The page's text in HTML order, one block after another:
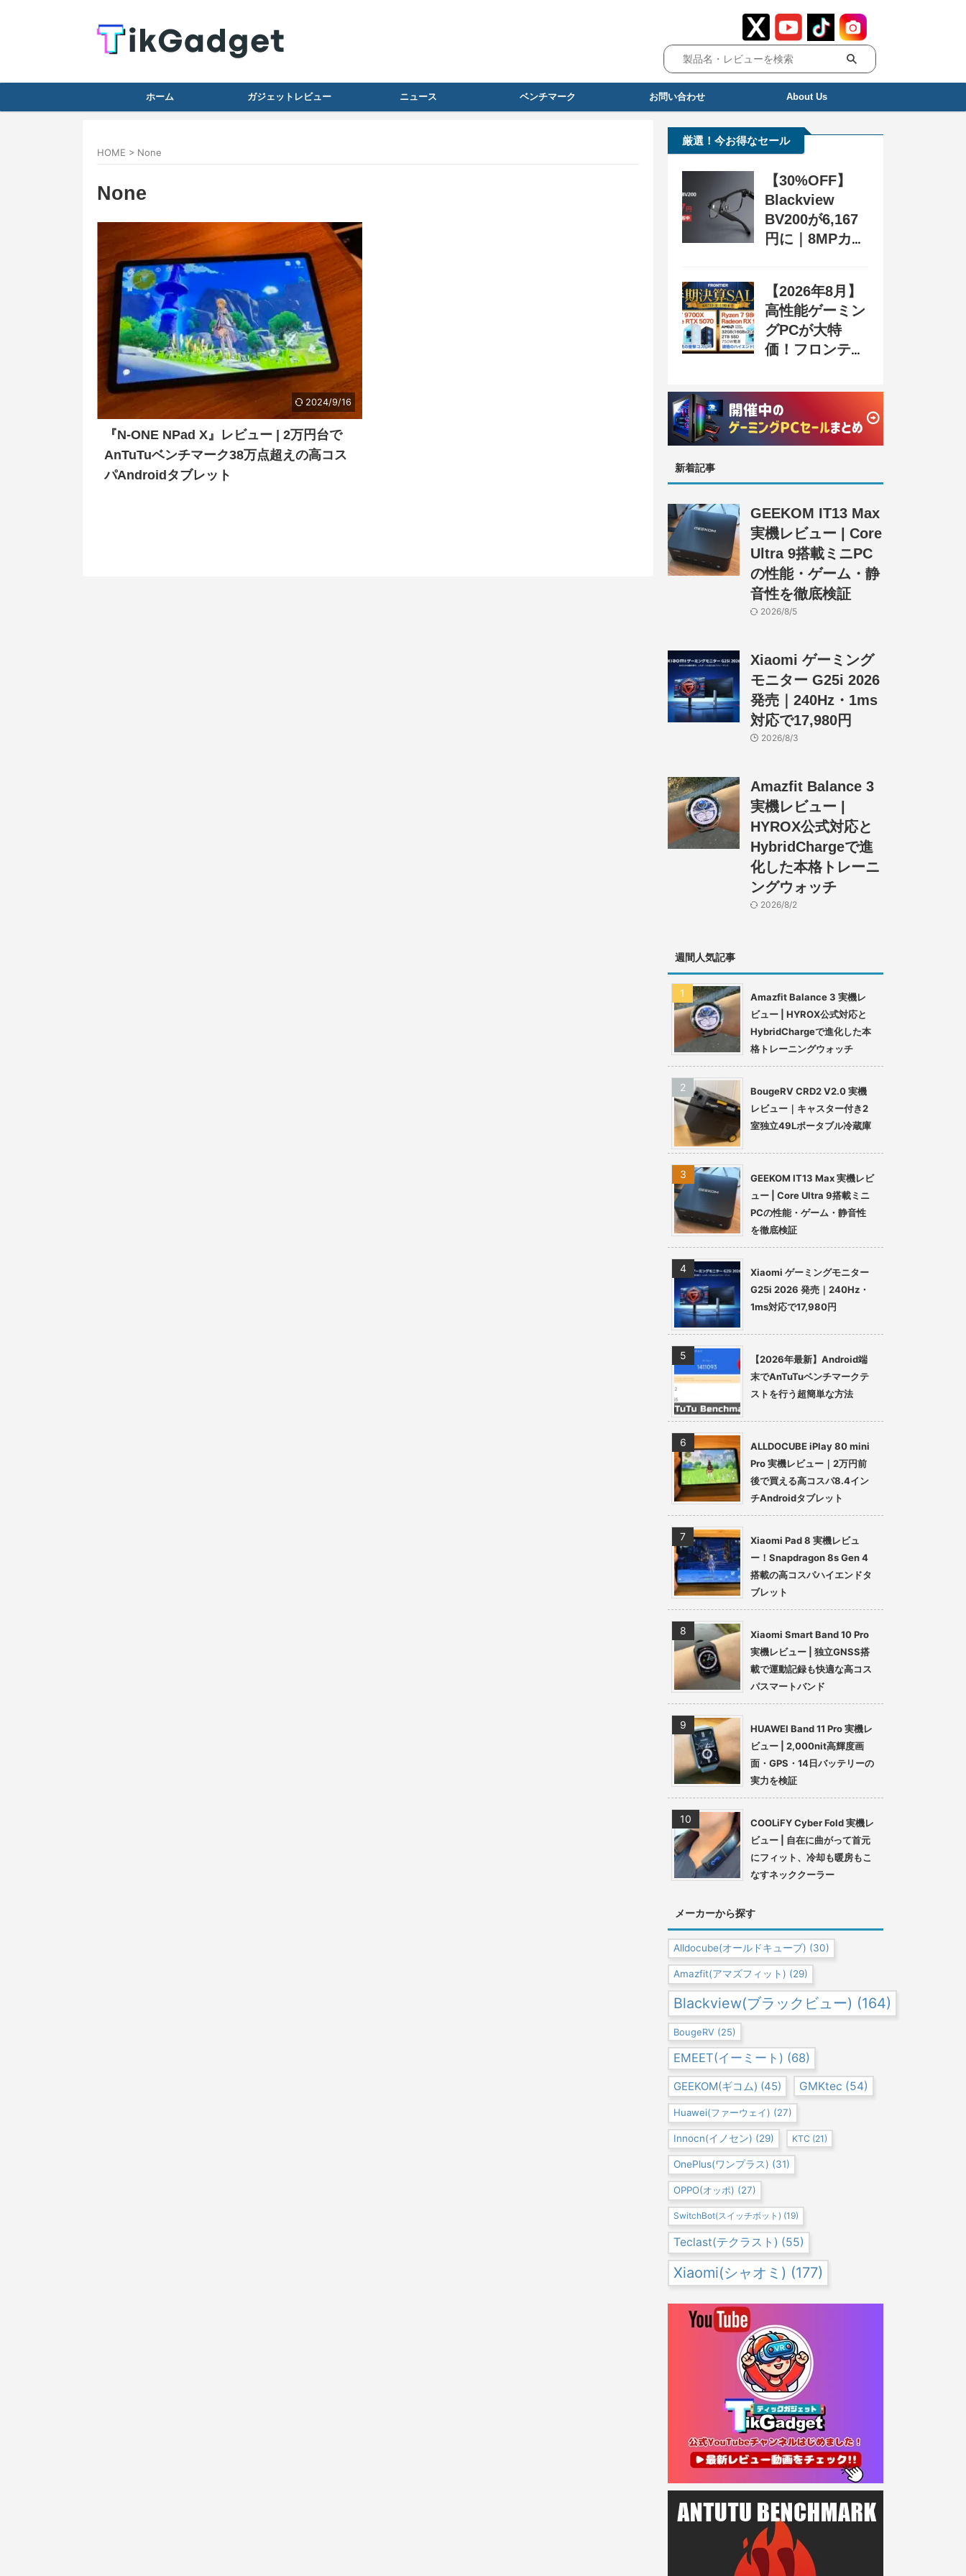
ホーム ガジェットレビュー ニュース ベンチマーク お問い合わせ About Us
HOME > None
None
2024/9/16
『N-ONE NPad X』レビュー | 2万円台で
AnTuTuベンチマーク38万点超えの高コス
パAndroidタブレット
厳選！今お得なセール
【30%OFF】
Blackview
BV200が6,167
円に｜8MPカメ
ン配布中
【2026年8月】
高性能ゲーミン
グPCが大特
価！フロンティ
SALE』開催、
セール情報まと
め
新着記事
GEEKOM IT13 Max
実機レビュー | Core
Ultra 9搭載ミニPC
の性能・ゲーム・静
音性を徹底検証
2026/8/5
Xiaomi ゲーミング
モニター G25i 2026
発売｜240Hz・1ms
対応で17,980円
2026/8/3
Amazfit Balance 3
実機レビュー |
HYROX公式対応と
HybridChargeで進
化した本格トレーニ
ングウォッチ
2026/8/2
週間人気記事
Amazfit Balance 3 実機レ
ビュー | HYROX公式対応と
HybridChargeで進化した本
格トレーニングウォッチ
BougeRV CRD2 V2.0 実機
レビュー｜キャスター付き2
室独立49Lポータブル冷蔵庫
GEEKOM IT13 Max 実機レビ
ュー | Core Ultra 9搭載ミニ
PCの性能・ゲーム・静音性
を徹底検証
Xiaomi ゲーミングモニター
G25i 2026 発売｜240Hz・
1ms対応で17,980円
【2026年最新】Android端
末でAnTuTuベンチマークテ
ストを行う超簡単な方法
ALLDOCUBE iPlay 80 mini
Pro 実機レビュー｜2万円前
後で買える高コスパ8.4イン
チAndroidタブレット
Xiaomi Pad 8 実機レビュ
ー！Snapdragon 8s Gen 4
搭載の高コスパハイエンドタ
ブレット
Xiaomi Smart Band 10 Pro
実機レビュー | 独立GNSS搭
載で運動記録も快適な高コス
パスマートバンド
HUAWEI Band 11 Pro 実機レ
ビュー | 2,000nit高輝度画
面・GPS・14日バッテリーの
実力を検証
COOLiFY Cyber Fold 実機レ
ビュー | 自在に曲がって首元
にフィット、冷却も暖房もこ
なすネッククーラー
メーカーから探す
Alldocube(オールドキューブ) (30)
Amazfit(アマズフィット) (29)
Blackview(ブラックビュー) (164)
BougeRV (25)
EMEET(イーミート) (68)
GEEKOM(ギコム) (45) GMKtec (54)
Huawei(ファーウェイ) (27)
Innocn(イノセン) (29) KTC (21)
OnePlus(ワンプラス) (31)
OPPO(オッポ) (27)
SwitchBot(スイッチボット) (19)
Teclast(テクラスト) (55)
Xiaomi(シャオミ) (177)